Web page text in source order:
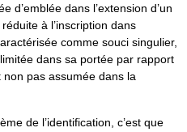
d’emblée dans l’extension d’un
à l’inscription dans
comme souci singulier,
dans sa portée par rapport
pas assumée dans la
de l’identification, c’est que